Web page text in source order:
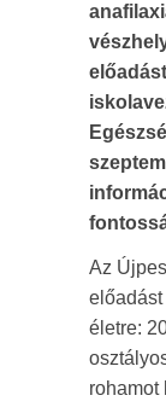
Az
életre:
rohamot